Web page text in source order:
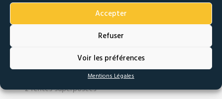
Accepter
Refuser
Voir les préférences
Mentions Légales
ÉCROU À DOUBLE FENTE
2 fentes superposées